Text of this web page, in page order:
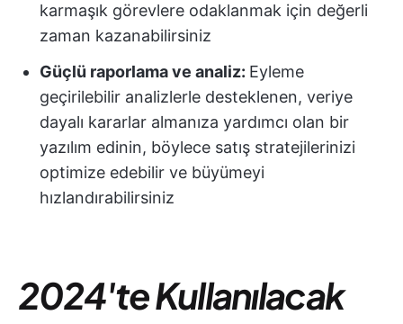
karmaşık görevlere odaklanmak için değerli
zaman kazanabilirsiniz
Güçlü raporlama ve analiz: Eyleme
geçirilebilir analizlerle desteklenen, veriye
dayalı kararlar almanıza yardımcı olan bir
yazılım edinin, böylece satış stratejilerinizi
optimize edebilir ve büyümeyi
hızlandırabilirsiniz
2024'te Kullanılacak